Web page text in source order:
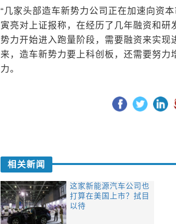
“几家头部造车新势力公司正在加速向资
寅亮对上证报称，在经历了几年融资和
势力开始进入跑量阶段，需要融资来实现
来，造车新势力要上科创板，还需要努力
力。
相关新闻
这家新能源汽车公司也
打算在美国上市？拭目
以待